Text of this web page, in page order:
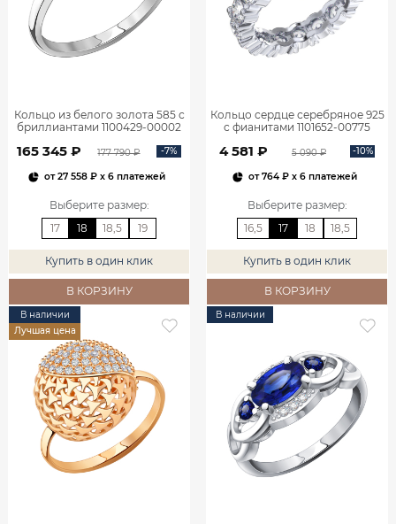
Кольцо из белого золота 585 с
бриллиантами 1100429-00002
165 345 ₽ 177 790 ₽ -7%
от27 558 ₽x 6 платежей
Выберите размер:
17
18 18,5 19
Купить в один клик
В КОРЗИНУ
Кольцо сердце серебряное 925
с фианитами 1101652-00775
4 581 ₽ 5 090 ₽ -10%
от764 ₽x 6 платежей
Выберите размер:
16,5
17 18 18,5
Купить в один клик
В КОРЗИНУ
В наличии
Лучшая цена
В наличии